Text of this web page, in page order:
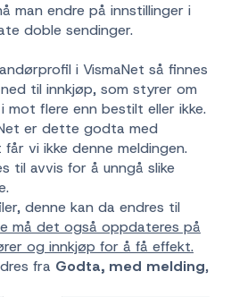
man endre på innstillinger i
doble sendinger.
i VismaNet så finnes
til innkjøp, som styrer om
flere enn bestilt eller ikke.
er dette godta med
vi ikke denne meldingen.
til avvis for å unngå slike
denne kan da endres til
må det også oppdateres på
og innkjøp for å få effekt.
fra Godta, med melding,